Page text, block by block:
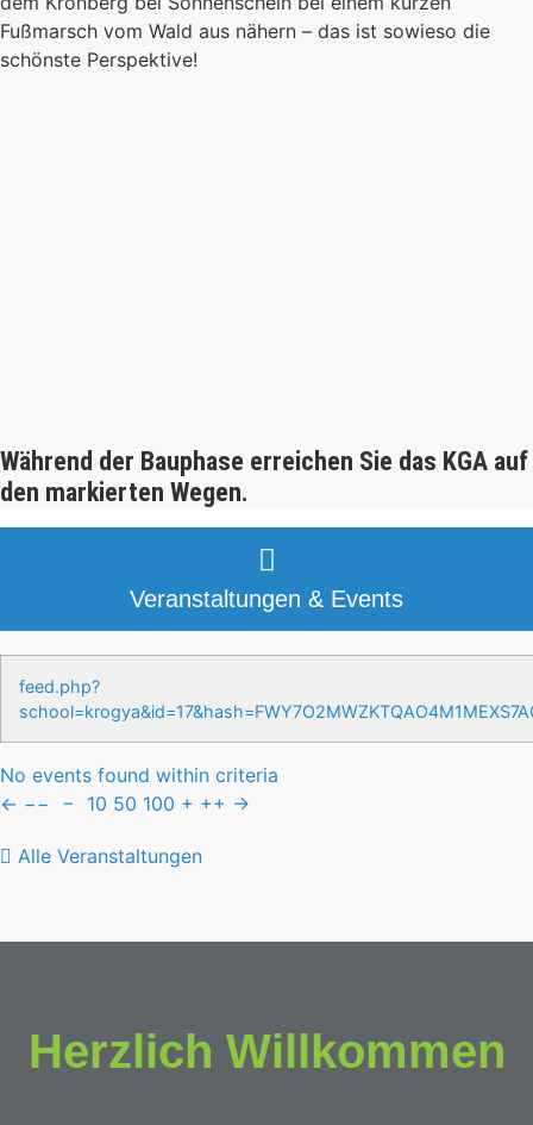
Fußmarsch vom Wald aus nähern – das ist sowieso die
schönste Perspektive!
Während der Bauphase erreichen Sie das KGA auf
den markierten Wegen.
Veranstaltungen & Events
feed.php?
No events found within criteria
← −− − 10 50 100 + ++ →
Alle Veranstaltungen
Herzlich Willkommen